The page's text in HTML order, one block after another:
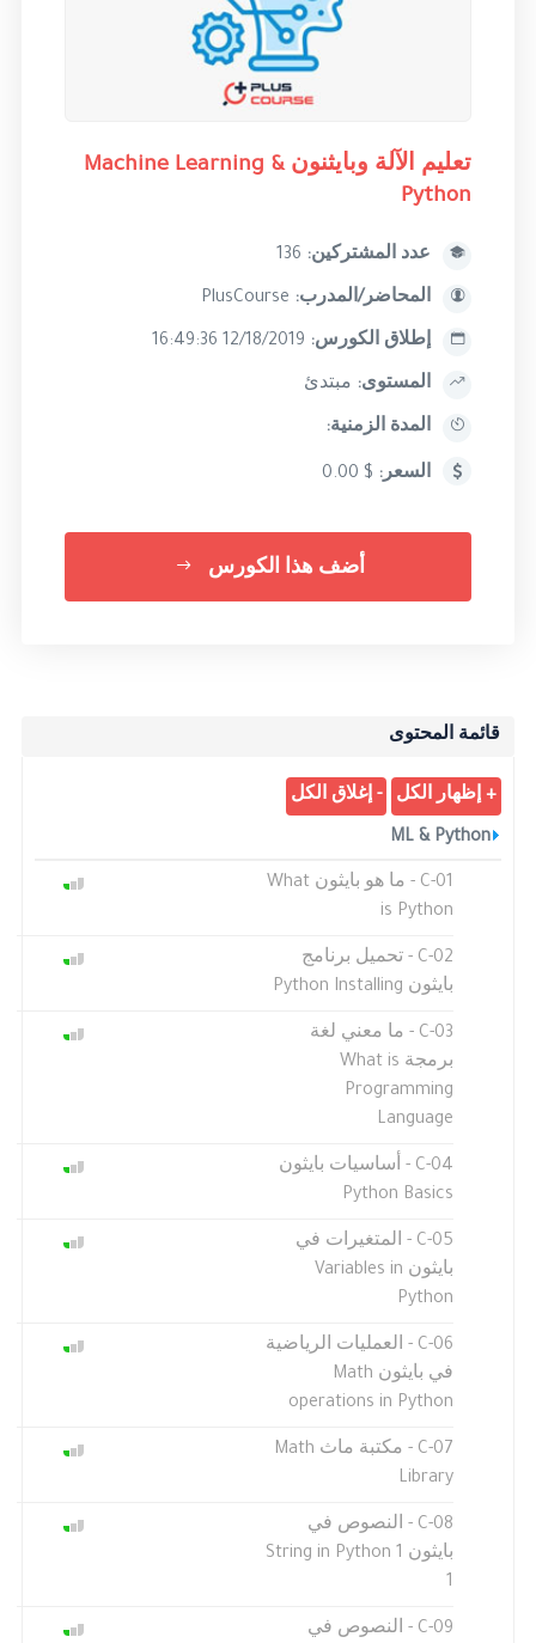
تعليم الآلة وبايثنون Machine Learning &
Python
عدد المشتركين:
المحاضر/المدرب:
إطلاق الكورس:
المستوى: مبتدئ
المدة الزمنية:
السعر: $ 0.00
أضف هذا الكورس
قائمة المحتوى
ML & Python
C-01 - ما هو بايثون What
is Python
C-02 - تحميل برنامج
بايثون Python Installing
C-03 - ما معني لغة
برمجة What is
Programming
Language
C-04 - أساسيات بايثون
Python Basics
C-05 - المتغيرات في
بايثون Variables in
Python
C-06 - العمليات الرياضية
في بايثون Math
operations in Python
C-07 - مكتبة ماث Math
Library
C-08 - النصوص في
بايثون 1 String in Python
1
C-09 - النصوص في